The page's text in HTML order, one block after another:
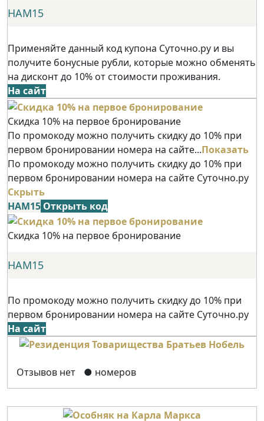
НАМ15
Применяйте данный код купона Суточно.ру и вы
получите бонусные рубли, которые можно обменять
на дисконт до 10% от стоимости проживания.
На сайт
Скидка 10% на первое бронирование
По промокоду можно получить скидку до 10% при
первом бронировании номера на сайте...Показать
По промокоду можно получить скидку до 10% при
первом бронировании номера на сайте Суточно.ру
Скрыть
НАМ15 Открыть код
Скидка 10% на первое бронирование
НАМ15
По промокоду можно получить скидку до 10% при
первом бронировании номера на сайте Суточно.ру
На сайт
Отзывов нет ● номеров